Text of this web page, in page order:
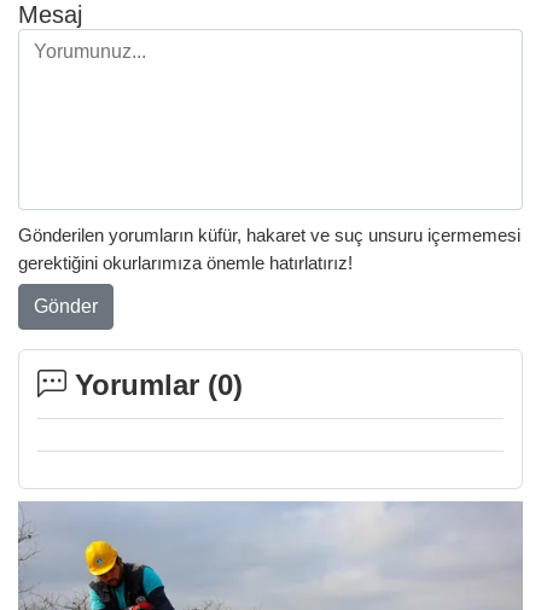
Mesaj
Gönderilen yorumların küfür, hakaret ve suç unsuru içermemesi
gerektiğini okurlarımıza önemle hatırlatırız!
Gönder
Yorumlar (0)